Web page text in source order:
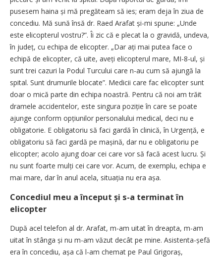
pusesem haina și mă pregăteam să ies; eram deja în ziua de
concediu. Mă sună însă dr. Raed Arafat și-mi spune: „Unde
este elicopterul vostru?”. Îi zic că e plecat la o gravidă, undeva,
în județ, cu echipa de elicopter. „Dar ați mai putea face o
echipă de elicopter, că uite, aveți elicopterul mare, MI-8-ul, și
sunt trei cazuri la Podul Turcului care n-au cum să ajungă la
spital. Sunt drumurile blocate”. Medicii care fac elicopter sunt
doar o mică parte din echipa noastră. Pentru că noi am trăit
dramele accidentelor, este singura poziție în care se poate
ajunge conform opțiunilor personalului medical, deci nu e
obligatorie. E obligatoriu să faci gardă în clinică, în Urgență, e
obligatoriu să faci gardă pe mașină, dar nu e obligatoriu pe
elicopter; acolo ajung doar cei care vor să facă acest lucru. Și
nu sunt foarte mulți cei care vor. Acum, de exemplu, echipa e
mai mare, dar în anul acela, situația nu era așa.
Concediul meu a început și s-a terminat în
elicopter
După acel telefon al dr. Arafat, m-am uitat în dreapta, m-am
uitat în stânga și nu m-am văzut decât pe mine. Asistenta-șefă
era în concediu, așa că l-am chemat pe Paul Grigoraș,